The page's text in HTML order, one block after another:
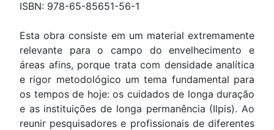
ISBN: 978-65-85651-56-1
Esta obra consiste em um material extremamente
relevante para o campo do envelhecimento e
áreas afins, porque trata com densidade analítica
e rigor metodológico um tema fundamental para
os tempos de hoje: os cuidados de longa duração
e as instituições de longa permanência (Ilpis). Ao
reunir pesquisadores e profissionais de diferentes